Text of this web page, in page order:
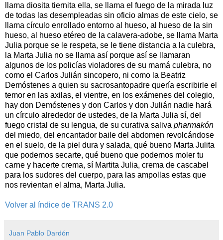
llama diosita tiernita ella, se llama el fuego de la mirada luz
de todas las desempleadas sin oficio almas de este cielo, se
llama círculo enrollado entorno al hueso, al hueso de la sin
hueso, al hueso etéreo de la calavera-adobe, se llama Marta
Julia porque se le respeta, se le tiene distancia a la culebra,
la Marta Julia no se llama así porque así se llamaran
algunos de los policías violadores de su mamá culebra, no
como el Carlos Julián sincopero, ni como la Beatriz
Demóstenes a quien su sacrosantopadre quería escribirle el
temor en las axilas, el vientre, en los exámenes del colegio,
hay don Demóstenes y don Carlos y don Julián nadie hará
un círculo alrededor de ustedes, de la Marta Julia sí, del
fuego cristal de su lengua, de su curativa saliva pharmakón
del miedo, del encantador baile del abdomen revolcándose
en el suelo, de la piel dura y salada, qué bueno Marta Julita
que podemos secarte, qué bueno que podemos moler tu
carne y hacerte crema, sí Martita Julia, crema de cascabel
para los sudores del cuerpo, para las ampollas estas que
nos revientan el alma, Marta Julia.
Volver al índice de TRANS 2.0
Juan Pablo Dardón